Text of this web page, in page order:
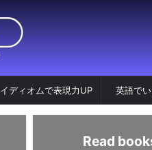
イディオムで表現力UP 英語で
Read